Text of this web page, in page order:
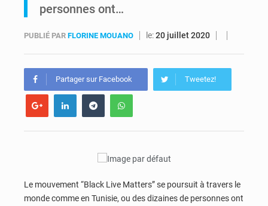
personnes ont…
PUBLIÉ PAR FLORINE MOUANO le:20 juillet 2020
Partager sur Facebook Tweetez!
Le mouvement “Black Live Matters” se poursuit à travers le
monde comme en Tunisie, ou des dizaines de personnes ont